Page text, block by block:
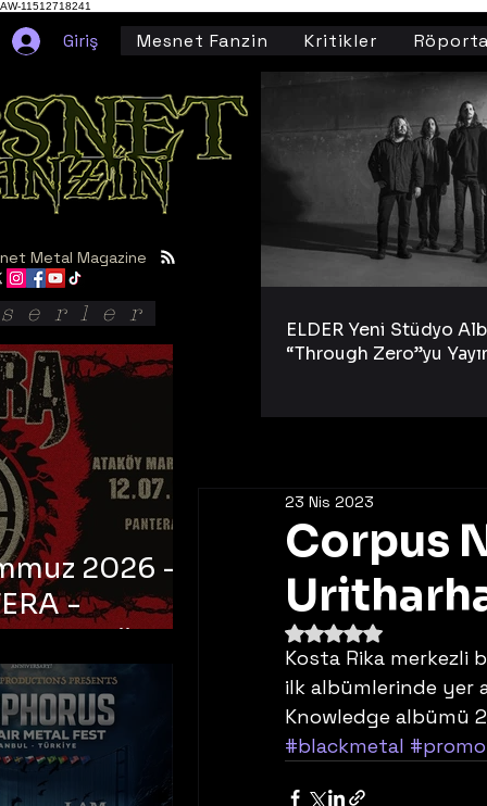
AW-11512718241
Giriş Mesnet Fanzin Kritikler
Corpus
23 Nis 2023
5 üzerinden NaN yıldız
Kosta Rika
ilk albümlerinde yer
Knowledge albümü
#blackmetal #promo
Metal Magazine
ELDER Yeni Stüdyo
“Through Zero”yu
2026 -
-
Ataköy
Arena